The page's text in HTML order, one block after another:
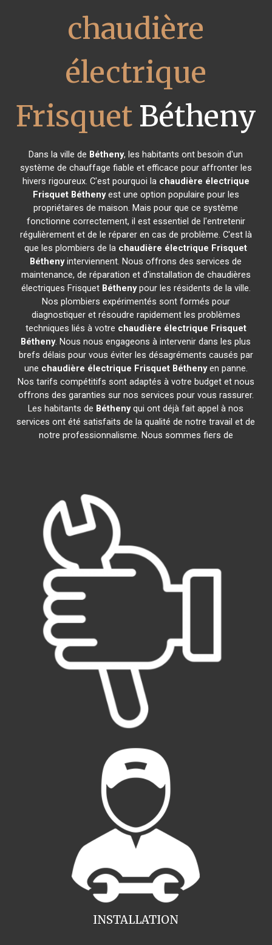
chaudière
électrique
FrisquetBétheny
Dans la ville de Bétheny, les habitants ont besoin d'un
système de chauffage fiable et efficace pour affronter les
hivers rigoureux. C'est pourquoi la chaudière électrique
Frisquet Béthenyest une option populaire pour les
propriétaires de maison. Mais pour que ce système
fonctionne correctement, il est essentiel de l'entretenir
régulièrement et de le réparer en cas de problème. C'est là
que les plombiers de la chaudière électrique Frisquet
Béthenyinterviennent. Nous offrons des services de
maintenance, de réparation et d'installation de chaudières
électriques Frisquet Béthenypour les résidents de la ville.
Nos plombiers expérimentés sont formés pour
diagnostiquer et résoudre rapidement les problèmes
techniques liés à votre chaudière électrique Frisquet
Bétheny. Nous nous engageons à intervenir dans les plus
brefs délais pour vous éviter les désagréments causés par
une chaudière électrique Frisquet Béthenyen panne.
Nos tarifs compétitifs sont adaptés à votre budget et nous
offrons des garanties sur nos services pour vous rassurer.
Les habitants de Béthenyqui ont déjà fait appel à nos
services ont été satisfaits de la qualité de notre travail et de
notre professionnalisme. Nous sommes fiers de
INSTALLATION